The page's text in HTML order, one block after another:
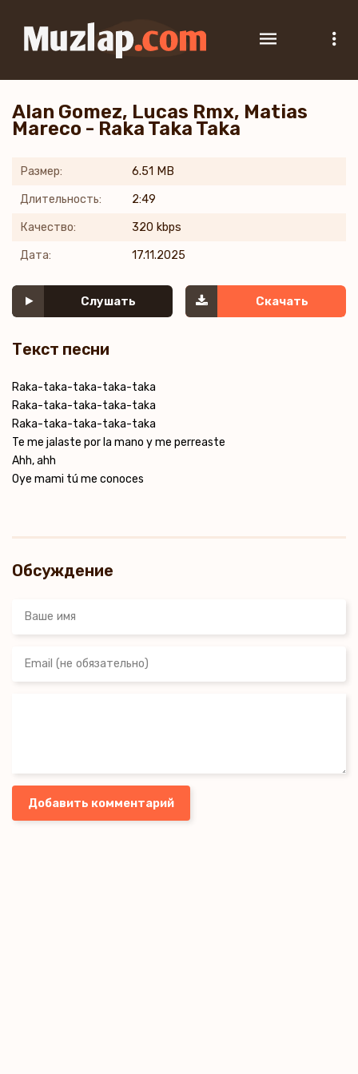
Alan Gomez, Lucas Rmx, Matias
Mareco - Raka Taka Taka
Размер: 6.51 MB
Длительность: 2:49
Качество: 320 kbps
Дата: 17.11.2025
Слушать Скачать
Текст песни
Raka-taka-taka-taka-taka
Raka-taka-taka-taka-taka
Raka-taka-taka-taka-taka
Te me jalaste por la mano y me perreaste
Ahh, ahh
Oye mami tú me conoces
Обсуждение
Добавить комментарий